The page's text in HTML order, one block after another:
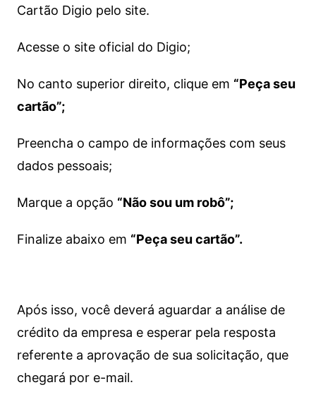
Cartão Digio pelo site.
Acesse o site oficial do Digio;
No canto superior direito, clique em “Peça seu
cartão”;
Preencha o campo de informações com seus
dados pessoais;
Marque a opção “Não sou um robô”;
Finalize abaixo em “Peça seu cartão”.
Após isso, você deverá aguardar a análise de
crédito da empresa e esperar pela resposta
referente a aprovação de sua solicitação, que
chegará por e-mail.